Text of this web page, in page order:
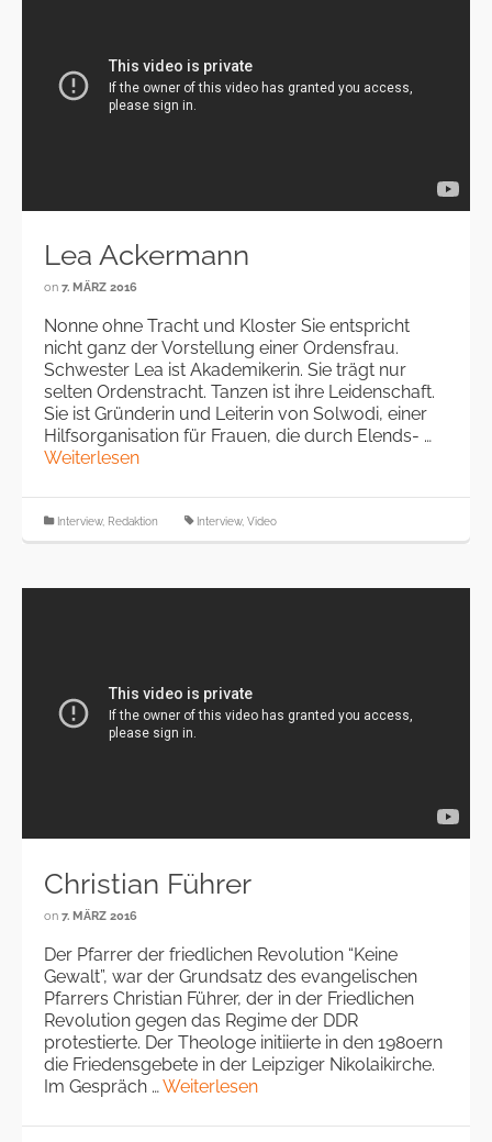
Lea Ackermann
on 7. MÄRZ 2016
Nonne ohne Tracht und Kloster Sie entspricht
nicht ganz der Vorstellung einer Ordensfrau.
Schwester Lea ist Akademikerin. Sie trägt nur
selten Ordenstracht. Tanzen ist ihre Leidenschaft.
Sie ist Gründerin und Leiterin von Solwodi, einer
Hilfsorganisation für Frauen, die durch Elends- …
Weiterlesen
Interview, Redaktion Interview, Video
Christian Führer
on 7. MÄRZ 2016
Der Pfarrer der friedlichen Revolution “Keine
Gewalt”, war der Grundsatz des evangelischen
Pfarrers Christian Führer, der in der Friedlichen
Revolution gegen das Regime der DDR
protestierte. Der Theologe initiierte in den 1980ern
die Friedensgebete in der Leipziger Nikolaikirche.
Im Gespräch …Weiterlesen